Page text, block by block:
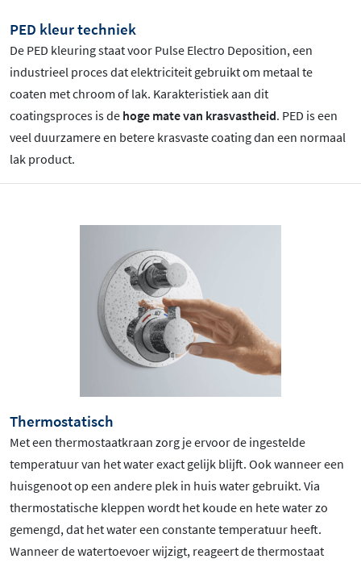
PED kleur techniek
De PED kleuring staat voor Pulse Electro Deposition, een
industrieel proces dat elektriciteit gebruikt om metaal te
coaten met chroom of lak. Karakteristiek aan dit
coatingsproces is de hoge mate van krasvastheid. PED is een
veel duurzamere en betere krasvaste coating dan een normaal
lak product.
Thermostatisch
Met een thermostaatkraan zorg je ervoor de ingestelde
temperatuur van het water exact gelijk blijft. Ook wanneer een
huisgenoot op een andere plek in huis water gebruikt. Via
thermostatische kleppen wordt het koude en hete water zo
gemengd, dat het water een constante temperatuur heeft.
Wanneer de watertoevoer wijzigt, reageert de thermostaat